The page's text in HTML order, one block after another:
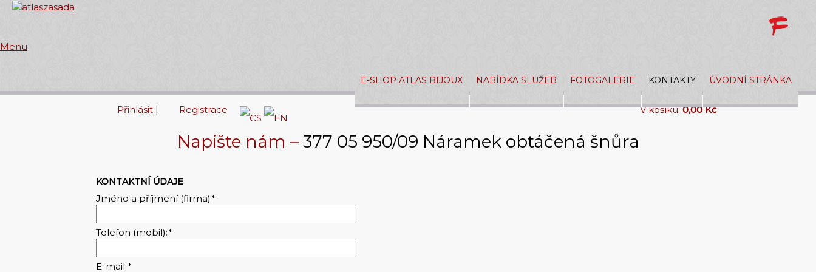
Menu
E-SHOP ATLAS BIJOUX NABÍDKA SLUŽEB FOTOGALERIE KONTAKTY ÚVODNÍ STRÁNKA
Přihlásit | Registrace V košíku: 0,00 Kč
Napište nám – 377 05 950/09 Náramek obtáčená šnůra
KONTAKTNÍ ÚDAJE
Jméno a příjmení (firma)*
Telefon (mobil):*
E-mail:*